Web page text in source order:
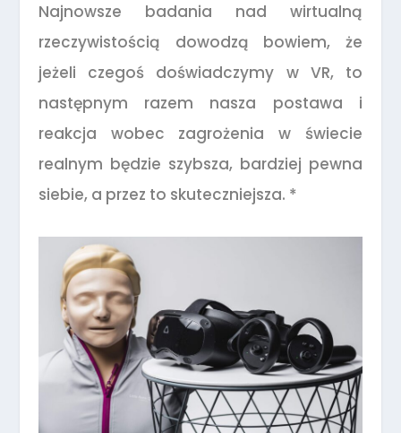
Najnowsze badania nad wirtualną
rzeczywistością dowodzą bowiem, że
jeżeli czegoś doświadczymy w VR, to
następnym razem nasza postawa i
reakcja wobec zagrożenia w świecie
realnym będzie szybsza, bardziej pewna
siebie, a przez to skuteczniejsza. *